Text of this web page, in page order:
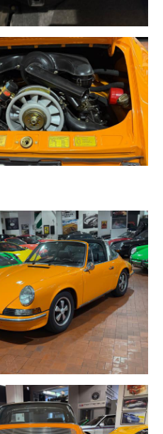
BANCARIO
TRATTATIVE E PAGAMENTI
LE